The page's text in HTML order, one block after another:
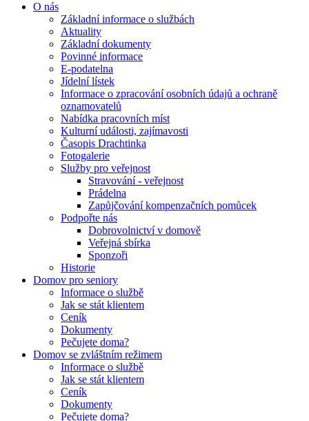
O nás
Základní informace o službách
Aktuality
Základní dokumenty
Povinné informace
E-podatelna
Jídelní lístek
Informace o zpracování osobních údajů a ochraně
oznamovatelů
Nabídka pracovních míst
Kulturní události, zajímavosti
Časopis Drachtinka
Fotogalerie
Služby pro veřejnost
Stravování - veřejnost
Prádelna
Zapůjčování kompenzačních pomůcek
Podpořte nás
Dobrovolnictví v domově
Veřejná sbírka
Sponzoři
Historie
Domov pro seniory
Informace o službě
Jak se stát klientem
Ceník
Dokumenty
Pečujete doma?
Domov se zvláštním režimem
Informace o službě
Jak se stát klientem
Ceník
Dokumenty
Pečujete doma?